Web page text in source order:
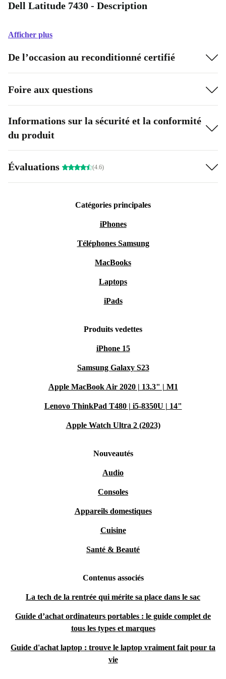
Dell Latitude 7430 - Description
Afficher plus
De l’occasion au reconditionné certifié
Foire aux questions
Informations sur la sécurité et la conformité
du produit
Évaluations (4.6)
Catégories principales
iPhones
Téléphones Samsung
MacBooks
Laptops
iPads
Produits vedettes
iPhone 15
Samsung Galaxy S23
Apple MacBook Air 2020 | 13.3" | M1
Lenovo ThinkPad T480 | i5-8350U | 14"
Apple Watch Ultra 2 (2023)
Nouveautés
Audio
Consoles
Appareils domestiques
Cuisine
Santé & Beauté
Contenus associés
La tech de la rentrée qui mérite sa place dans le sac
Guide d’achat ordinateurs portables : le guide complet de
tous les types et marques
Guide d'achat laptop : trouve le laptop vraiment fait pour ta
vie